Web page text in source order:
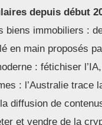
depuis début
biens immobiliers :
en main proposés
: fétichiser l’IA,
: l’Australie trace
diffusion de
et vendre de la